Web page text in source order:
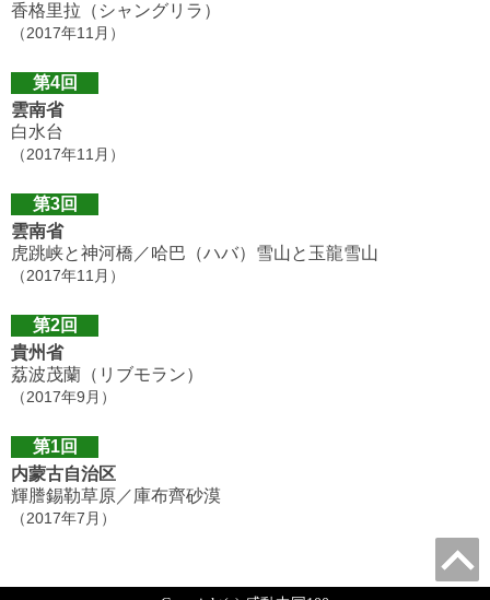
香格里拉（シャングリラ）
（2017年11月）
第4回
雲南省
白水台
（2017年11月）
第3回
雲南省
虎跳峡と神河橋／哈巴（ハバ）雪山と玉龍雪山
（2017年11月）
第2回
貴州省
荔波茂蘭（リブモラン）
（2017年9月）
第1回
内蒙古自治区
輝謄錫勒草原／庫布齊砂漠
（2017年7月）